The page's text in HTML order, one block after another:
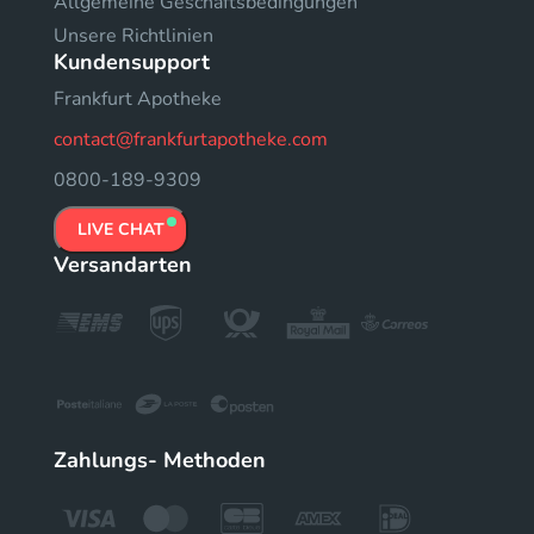
Unsere Richtlinien
Kundensupport
Frankfurt Apotheke
contact@frankfurtapotheke.com
0800-189-9309
LIVE CHAT
Versandarten
Zahlungs- Methoden